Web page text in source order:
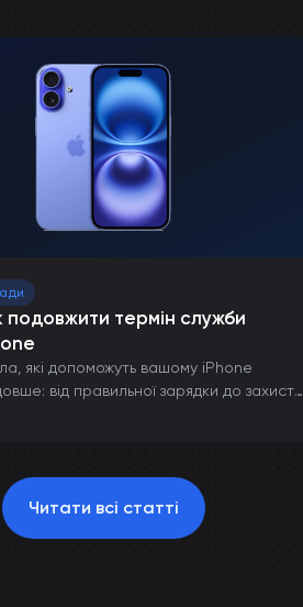
подовжити термін служби
які допоможуть вашому iPhone
від правильної зарядки до захисту
Читати всі статті